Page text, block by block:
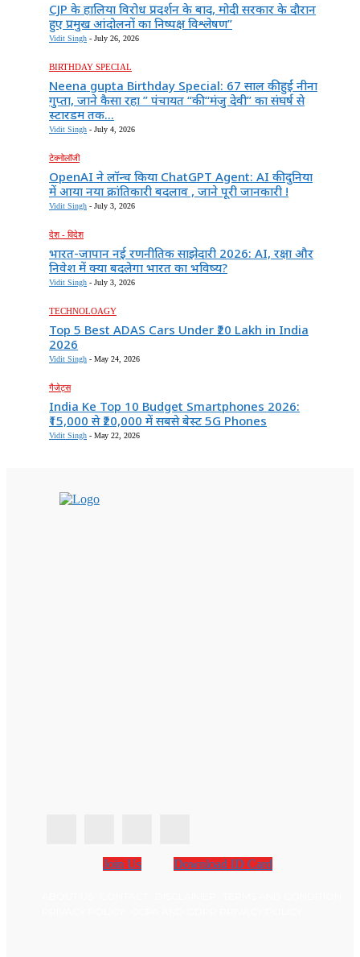
CJP के हालिया विरोध प्रदर्शन के बाद, मोदी सरकार के दौरान
हुए प्रमुख आंदोलनों का निष्पक्ष विश्लेषण”
Vidit Singh - July 26, 2026
BIRTHDAY SPECIAL
Neena gupta Birthday Special: 67 साल की हुईं नीना
गुप्ता, जाने कैसा रहा ” पंचायत “की “मंजु देवी” का संघर्ष से
स्टारडम तक...
Vidit Singh - July 4, 2026
टेक्नोलॉजी
OpenAI ने लॉन्च किया ChatGPT Agent: AI की दुनिया
में आया नया क्रांतिकारी बदलाव , जाने पूरी जानकारी !
Vidit Singh - July 3, 2026
देश - विदेश
भारत-जापान नई रणनीतिक साझेदारी 2026: AI, रक्षा और
निवेश में क्या बदलेगा भारत का भविष्य?
Vidit Singh - July 3, 2026
TECHNOLOAGY
Top 5 Best ADAS Cars Under ₹20 Lakh in India
2026
Vidit Singh - May 24, 2026
गैजेट्स
India Ke Top 10 Budget Smartphones 2026:
₹15,000 से ₹20,000 में सबसे बेस्ट 5G Phones
Vidit Singh - May 22, 2026
Join Us Download ID Card